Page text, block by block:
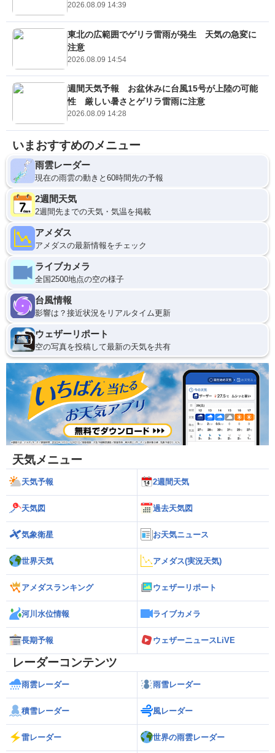
2026.08.09 14:39
東北の広範囲でゲリラ雷雨が発生 天気の急変に
注意
2026.08.09 14:54
週間天気予報 お盆休みに台風15号が上陸の可能
性 厳しい暑さとゲリラ雷雨に注意
2026.08.09 14:28
いまおすすめのメニュー
雨雲レーダー
現在の雨雲の動きと60時間先の予報
2週間天気
2週間先までの天気・気温を掲載
アメダス
アメダスの最新情報をチェック
ライブカメラ
全国2500地点の空の様子
台風情報
影響は？接近状況をリアルタイム更新
ウェザーリポート
空の写真を投稿して最新の天気を共有
天気メニュー
天気予報 2週間天気
天気図 過去天気図
気象衛星 お天気ニュース
世界天気 アメダス(実況天気)
アメダスランキング ウェザーリポート
河川水位情報 ライブカメラ
長期予報 ウェザーニュースLiVE
レーダーコンテンツ
雨雲レーダー 雨雪レーダー
積雪レーダー 風レーダー
雷レーダー 世界の雨雲レーダー